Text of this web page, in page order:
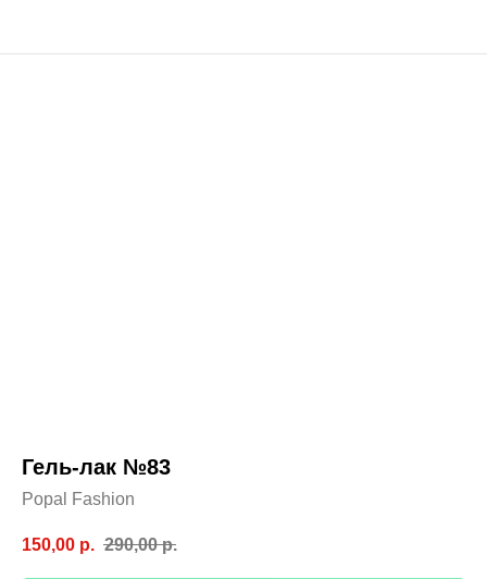
Гель-лак №83
Popal Fashion
150,00 р. 290,00 р.